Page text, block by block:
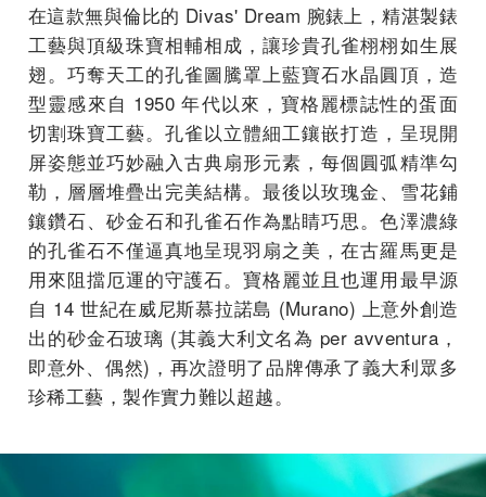
在這款無與倫比的 Divas' Dream 腕錶上，精湛製錶
工藝與頂級珠寶相輔相成，讓珍貴孔雀栩栩如生展
翅。巧奪天工的孔雀圖騰罩上藍寶石水晶圓頂，造
型靈感來自 1950 年代以來，寶格麗標誌性的蛋面
切割珠寶工藝。孔雀以立體細工鑲嵌打造，呈現開
屏姿態並巧妙融入古典扇形元素，每個圓弧精準勾
勒，層層堆疊出完美結構。最後以玫瑰金、雪花鋪
鑲鑽石、砂金石和孔雀石作為點睛巧思。色澤濃綠
的孔雀石不僅逼真地呈現羽扇之美，在古羅馬更是
用來阻擋厄運的守護石。寶格麗並且也運用最早源
自 14 世紀在威尼斯慕拉諾島 (Murano) 上意外創造
出的砂金石玻璃 (其義大利文名為 per avventura，
即意外、偶然)，再次證明了品牌傳承了義大利眾多
珍稀工藝，製作實力難以超越。